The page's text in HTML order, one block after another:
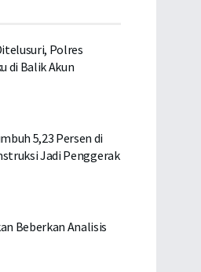
Polres
di Balik Akun
5,23 Persen di
Jadi Penggerak
Beberkan Analisis